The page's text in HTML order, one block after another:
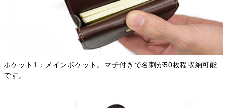
ポケット1：メインポケット。マチ付きで名刺が50枚程収納可能
です。